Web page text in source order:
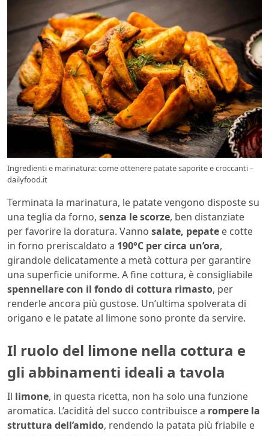
Ingredienti e marinatura: come ottenere patate saporite e croccanti –
dailyfood.it
Terminata la marinatura, le patate vengono disposte su
una teglia da forno, senza le scorze, ben distanziate
per favorire la doratura. Vanno salate, pepate e cotte
in forno preriscaldato a 190°C per circa un’ora,
girandole delicatamente a metà cottura per garantire
una superficie uniforme. A fine cottura, è consigliabile
spennellare con il fondo di cottura rimasto, per
renderle ancora più gustose. Un’ultima spolverata di
origano e le patate al limone sono pronte da servire.
Il ruolo del limone nella cottura e
gli abbinamenti ideali a tavola
Il limone, in questa ricetta, non ha solo una funzione
aromatica. L’acidità del succo contribuisce a rompere la
struttura dell’amido, rendendo la patata più friabile e